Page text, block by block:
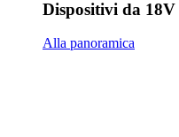
Dispositivi da
Alla panoramica